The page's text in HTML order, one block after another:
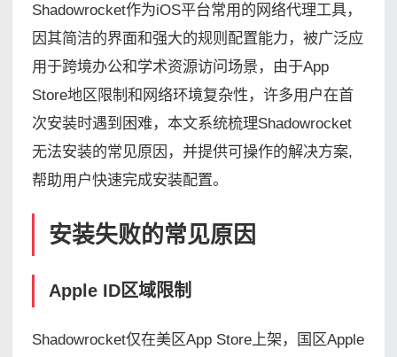
Shadowrocket作为iOS平台常用的网络代理工具，
因其简洁的界面和强大的规则配置能力，被广泛应
用于跨境办公和学术资源访问场景，由于App
Store地区限制和网络环境复杂性，许多用户在首
次安装时遇到困难，本文系统梳理Shadowrocket
无法安装的常见原因，并提供可操作的解决方案,
帮助用户快速完成安装配置。
安装失败的常见原因
Apple ID区域限制
Shadowrocket仅在美区App Store上架，国区Apple